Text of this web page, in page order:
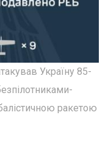
Україну 85-
ракетою